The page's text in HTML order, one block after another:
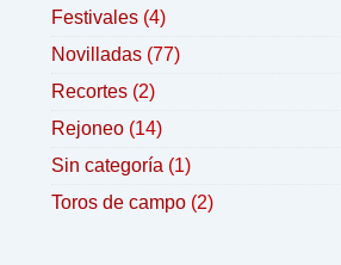
Festivales (4)
Novilladas (77)
Recortes (2)
Rejoneo (14)
Sin categoría (1)
Toros de campo (2)